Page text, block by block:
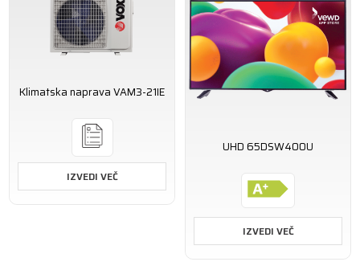
Klimatska naprava VAM3-21IE
IZVEDI VEČ
UHD 65DSW400U
IZVEDI VEČ